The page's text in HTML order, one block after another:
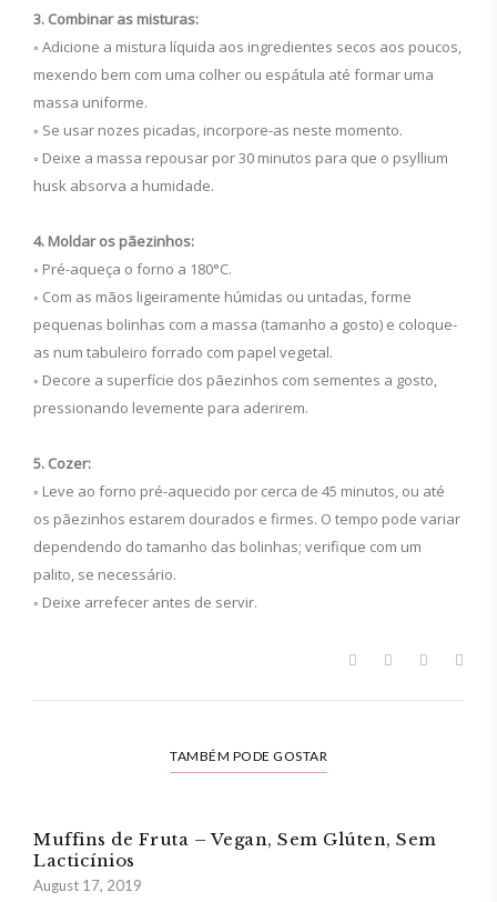
3. Combinar as misturas:
◦ Adicione a mistura líquida aos ingredientes secos aos poucos,
mexendo bem com uma colher ou espátula até formar uma
massa uniforme.
◦ Se usar nozes picadas, incorpore-as neste momento.
◦ Deixe a massa repousar por 30 minutos para que o psyllium
husk absorva a humidade.
4. Moldar os pãezinhos:
◦ Pré-aqueça o forno a 180°C.
◦ Com as mãos ligeiramente húmidas ou untadas, forme
pequenas bolinhas com a massa (tamanho a gosto) e coloque-
as num tabuleiro forrado com papel vegetal.
◦ Decore a superfície dos pãezinhos com sementes a gosto,
pressionando levemente para aderirem.
5. Cozer:
◦ Leve ao forno pré-aquecido por cerca de 45 minutos, ou até
os pãezinhos estarem dourados e firmes. O tempo pode variar
dependendo do tamanho das bolinhas; verifique com um
palito, se necessário.
◦ Deixe arrefecer antes de servir.
TAMBÉM PODE GOSTAR
Muffins de Fruta – Vegan, Sem Glúten, Sem
Lacticínios
August 17, 2019